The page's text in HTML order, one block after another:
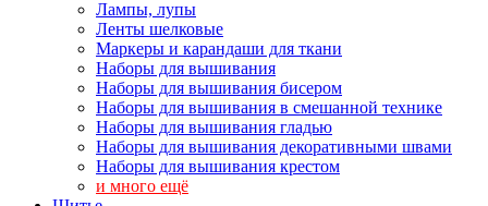
Лампы, лупы
Ленты шелковые
Маркеры и карандаши для ткани
Наборы для вышивания
Наборы для вышивания бисером
Наборы для вышивания в смешанной технике
Наборы для вышивания гладью
Наборы для вышивания декоративными швами
Наборы для вышивания крестом
и много ещё